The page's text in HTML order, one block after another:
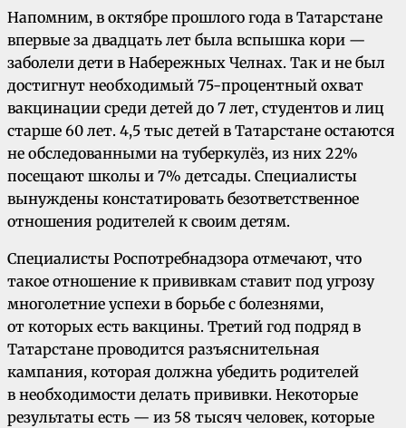
Напомним, в октябре прошлого года в Татарстане
впервые за двадцать лет была вспышка кори —
заболели дети в Набережных Челнах. Так и не был
достигнут необходимый 75-процентный охват
вакцинации среди детей до 7 лет, студентов и лиц
старше 60 лет. 4,5 тыс детей в Татарстане остаются
не обследованными на туберкулёз, из них 22%
посещают школы и 7% детсады. Специалисты
вынуждены констатировать безответственное
отношения родителей к своим детям.
Специалисты Роспотребнадзора отмечают, что
такое отношение к прививкам ставит под угрозу
многолетние успехи в борьбе с болезнями,
от которых есть вакцины. Третий год подряд в
Татарстане проводится разъяснительная
кампания, которая должна убедить родителей
в необходимости делать прививки. Некоторые
результаты есть — из 58 тысяч человек, которые